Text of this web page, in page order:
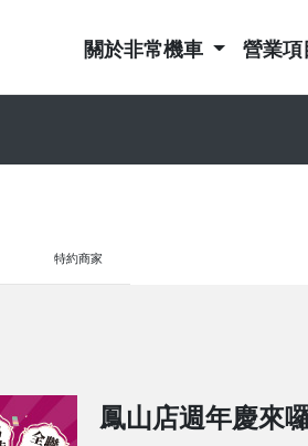
關於非常機車 營業項
特約商家
鳳山店週年慶來